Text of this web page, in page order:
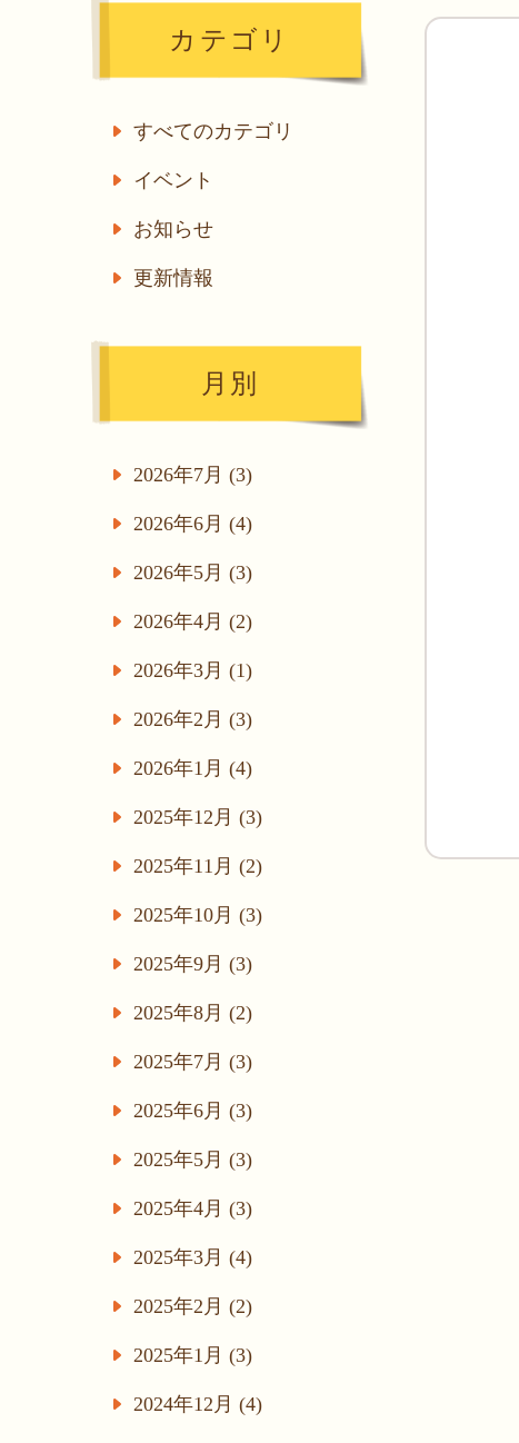
カテゴリ
すべてのカテゴリ
イベント
お知らせ
更新情報
月別
2026年7月 (3)
2026年6月 (4)
2026年5月 (3)
2026年4月 (2)
2026年3月 (1)
2026年2月 (3)
2026年1月 (4)
2025年12月 (3)
2025年11月 (2)
2025年10月 (3)
2025年9月 (3)
2025年8月 (2)
2025年7月 (3)
2025年6月 (3)
2025年5月 (3)
2025年4月 (3)
2025年3月 (4)
2025年2月 (2)
2025年1月 (3)
2024年12月 (4)